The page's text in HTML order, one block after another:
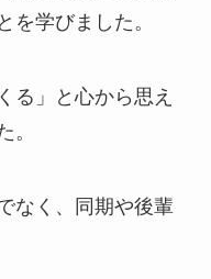
を学びました。
る」と心から思え
。
なく、同期や後輩